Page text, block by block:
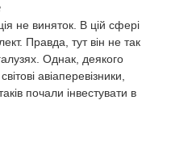
не виняток. В цій сфері
Правда, тут він не так
Однак, деякого
авіаперевізники,
почали інвестувати в